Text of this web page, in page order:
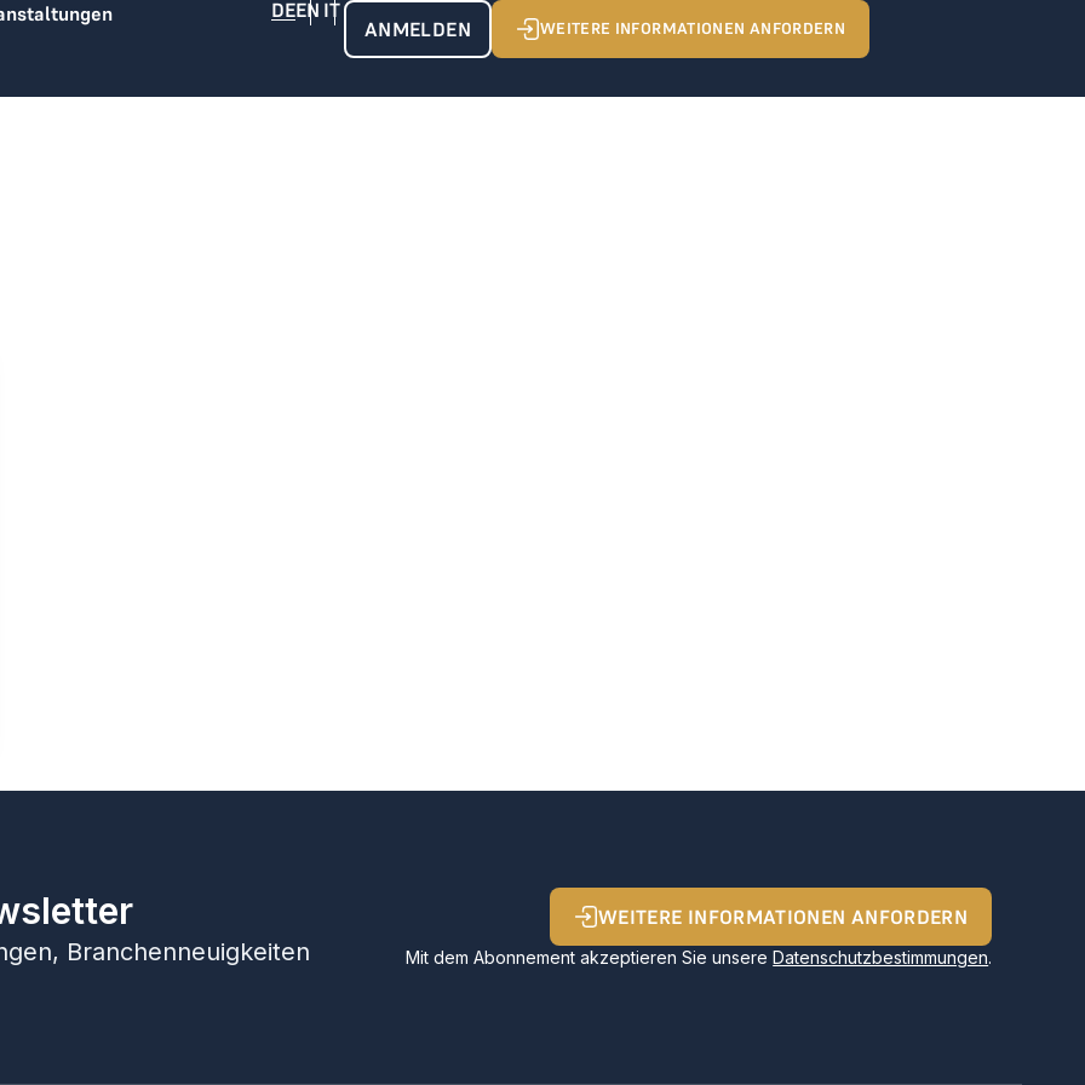
ANMELDEN WEITERE INFORMATIONEN ANFORDERN
Branchenneuigkeiten
WEITERE INFORMATIONEN ANFORDERN
Mit dem Abonnement akzeptieren Sie unsereDatenschutzbestimmungen.